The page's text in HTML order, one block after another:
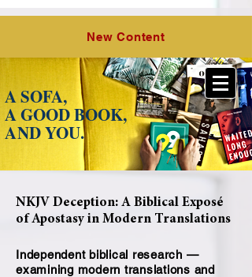
the Hope of Israel, LLC
NKJV Deception: A Biblical Exposé
of Apostasy in Modern Translations
Independent biblical research —
examining modern translations and
A SOFA,
A GOOD BOOK,
AND YOU.
New Content